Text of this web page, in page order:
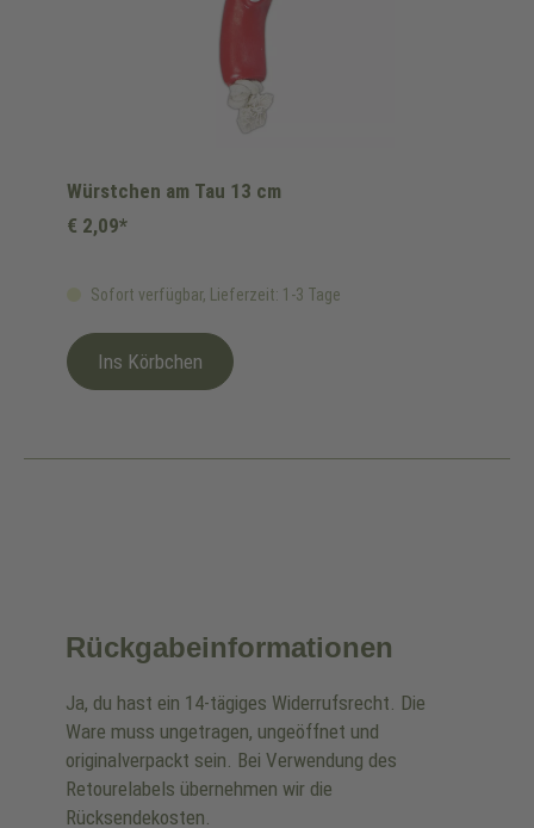
Würstchen am Tau 13 cm
Sofort verfügbar, Lieferzeit: 1-3 Tage
€ 2,09*
Ins Körbchen
Rückgabeinformationen
Ja, du hast ein 14-tägiges Widerrufsrecht. Die
Ware muss ungetragen, ungeöffnet und
originalverpackt sein. Bei Verwendung des
Retourelabels übernehmen wir die
Rücksendekosten.